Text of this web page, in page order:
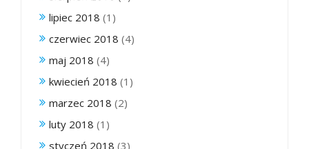
lipiec 2018 (1)
czerwiec 2018 (4)
maj 2018 (4)
kwiecień 2018 (1)
marzec 2018 (2)
luty 2018 (1)
styczeń 2018 (3)